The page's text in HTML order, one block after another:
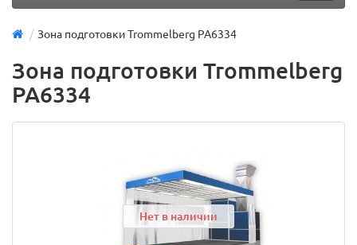
Зона подготовки Trommelberg PA6334
Зона подготовки Trommelberg
PA6334
Нет в наличии